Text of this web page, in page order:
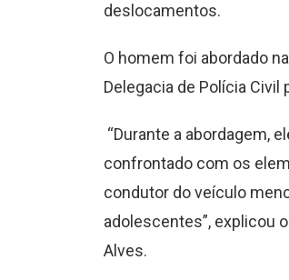
deslocamentos.
O homem foi abordado
Delegacia de Polícia
“Durante a abordagem,
confrontado com os
condutor do veículo
adolescentes”, explicou
Alves.